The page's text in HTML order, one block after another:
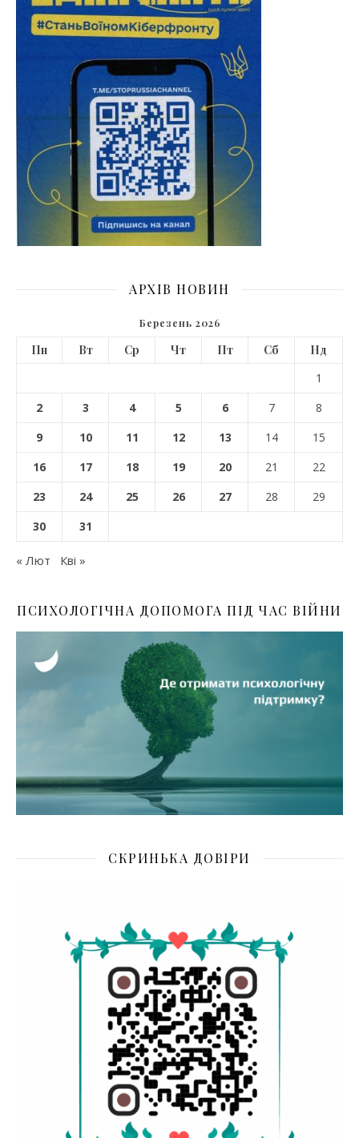
АРХІВ НОВИН
Березень 2026
Пн Вт Ср Чт Пт Сб
Нд
1
2
3 4 5 6 7
8
9
10 11 12 13 14
15
16
17 18 19 20 21
22
23
24 25 26 27 28
29
30
31
« Лют Кві »
ПСИХОЛОГІЧНА ДОПОМОГА ПІД ЧАС ВІЙНИ
СКРИНЬКА ДОВІРИ